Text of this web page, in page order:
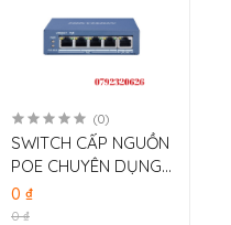
(0)
SWITCH CẤP NGUỒN
POE CHUYÊN DỤNG
8 PORT HIKVISION
DS-3E0510P-E/M
0 ₫
0 ₫